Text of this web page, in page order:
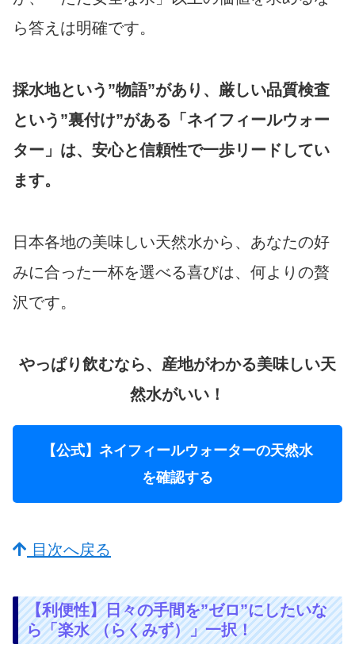
ら答えは明確です。
採水地という”物語”があり、厳しい品質検査
という”裏付け”がある「ネイフィールウォー
ター」は、安心と信頼性で一歩リードしてい
ます。
日本各地の美味しい天然水から、あなたの好
みに合った一杯を選べる喜びは、何よりの贅
沢です。
やっぱり飲むなら、産地がわかる美味しい天
然水がいい！
【公式】ネイフィールウォーターの天然水
を確認する
目次へ戻る
【利便性】日々の手間を”ゼロ”にしたいな
ら「楽水 （らくみず）」一択！